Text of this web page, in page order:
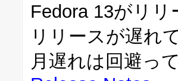
Fedora 13がリ
リリースが遅れ
月遅れは回避っ